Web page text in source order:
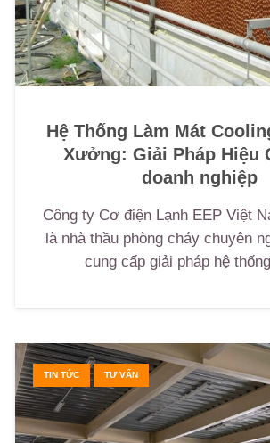
Hệ Thống Làm Mát
Xưởng: Giải Pháp Hiệu
doanh nghiệp
Công ty Cơ điện Lạnh EEP Việt
là nhà thầu phòng cháy chuyên
cung cấp giải pháp hệ
TIN TỨC TƯ VẤN